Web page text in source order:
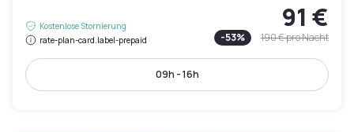
Kostenlose Stornierung
rate-plan-card.label-prepaid
91 €
-53% 190 €pro Nacht
09h - 16h